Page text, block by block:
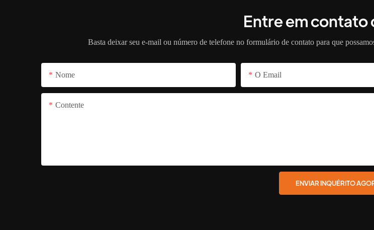
Entre em contato
Basta deixar seu e-mail ou número de telefone no formulário de contato para que
Nome O Email
Contente
ENVIAR INQUÉRITO